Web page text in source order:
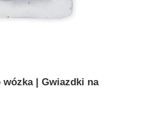
| Gwiazdki na